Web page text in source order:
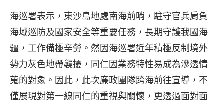
海巡署表示，東沙島地處南海前哨，駐守官兵肩負
海域巡防及國家安全等重要任務，長期守護我國海
疆，工作備極辛勞。然因海巡署近年積極反制境外
勢力灰色地帶襲擾，同仁因業務特性易成為滲透情
蒐的對象。因此，此次廉政團隊跨海前往宣導，不
僅展現對第一線同仁的重視與關懷，更透過面對面